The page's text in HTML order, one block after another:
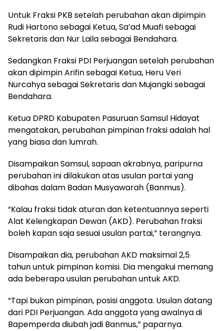
Untuk Fraksi PKB setelah perubahan akan dipimpin
Rudi Hartono sebagai Ketua, Sa’ad Muafi sebagai
Sekretaris dan Nur Laila sebagai Bendahara.
Sedangkan Fraksi PDI Perjuangan setelah perubahan
akan dipimpin Arifin sebagai Ketua, Heru Veri
Nurcahya sebagai Sekretaris dan Mujangki sebagai
Bendahara.
Ketua DPRD Kabupaten Pasuruan Samsul Hidayat
mengatakan, perubahan pimpinan fraksi adalah hal
yang biasa dan lumrah.
Disampaikan Samsul, sapaan akrabnya, paripurna
perubahan ini dilakukan atas usulan partai yang
dibahas dalam Badan Musyawarah (Banmus).
“Kalau fraksi tidak aturan dan ketentuannya seperti
Alat Kelengkapan Dewan (AKD). Perubahan fraksi
boleh kapan saja sesuai usulan partai,” terangnya.
Disampaikan dia, perubahan AKD maksimal 2,5
tahun untuk pimpinan komisi. Dia mengakui memang
ada beberapa usulan perubahan untuk AKD.
“Tapi bukan pimpinan, posisi anggota. Usulan datang
dari PDI Perjuangan. Ada anggota yang awalnya di
Bapemperda diubah jadi Banmus,” paparnya.